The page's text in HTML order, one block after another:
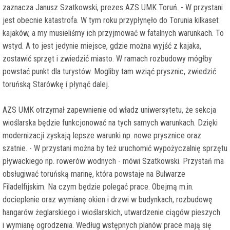
zaznacza Janusz Szatkowski, prezes AZS UMK Toruń. - W przystani
jest obecnie katastrofa. W tym roku przypłynęło do Torunia kilkaset
kajaków, a my musieliśmy ich przyjmować w fatalnych warunkach. To
wstyd. A to jest jedynie miejsce, gdzie można wyjść z kajaka,
zostawić sprzęt i zwiedzić miasto. W ramach rozbudowy mógłby
powstać punkt dla turystów. Mogliby tam wziąć prysznic, zwiedzić
toruńską Starówkę i płynąć dalej.
AZS UMK otrzymał zapewnienie od władz uniwersytetu, że sekcja
wioślarska będzie funkcjonować na tych samych warunkach. Dzięki
modernizacji zyskają lepsze warunki np. nowe prysznice oraz
szatnie. - W przystani można by też uruchomić wypożyczalnię sprzętu
pływackiego np. rowerów wodnych - mówi Szatkowski. Przystań ma
obsługiwać toruńską marinę, która powstaje na Bulwarze
Filadelfijskim. Na czym będzie polegać prace. Obejmą m.in.
docieplenie oraz wymianę okien i drzwi w budynkach, rozbudowę
hangarów żeglarskiego i wioślarskich, utwardzenie ciągów pieszych
i wymianę ogrodzenia. Według wstępnych planów prace mają się